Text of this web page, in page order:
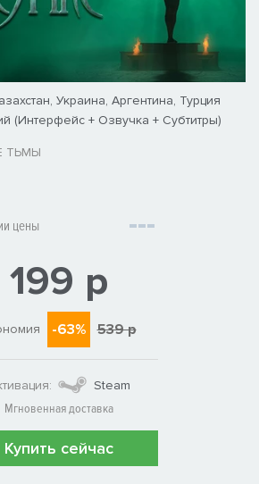
Украина, Аргентина, Турция
(Интерфейс + Озвучка + Субтитры)
ТЬМЫ
цены
199 р
-63% 539 р
Steam
Мгновенная доставка
Купить сейчас